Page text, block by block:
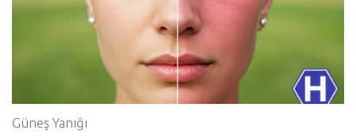
Güneş Yanığı